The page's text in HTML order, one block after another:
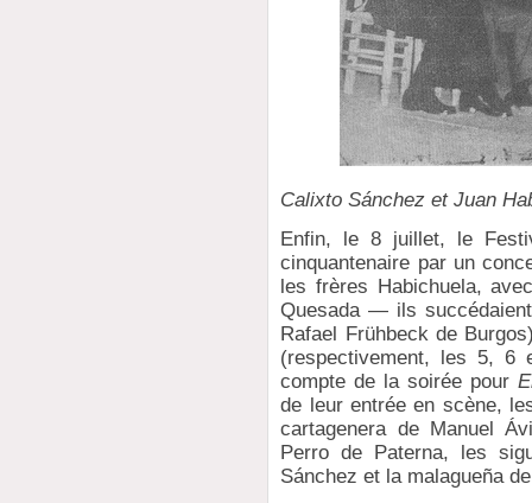
Calixto Sánchez et Juan
Enfin, le 8 juillet, le
cinquantenaire par un
les frères Habichuela,
Quesada — ils
Rafael Frühbeck de
(respectivement, les 5, 6
compte de la soirée pour
de leur entrée en scène,
cartagenera de Manuel
Perro de Paterna, les
Sánchez et la malagueña